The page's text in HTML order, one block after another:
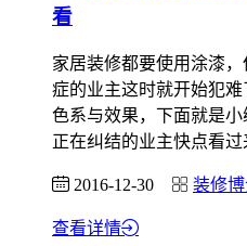
看
家居装修都要使用涂漆
症的业主这时就开始犯
色系与效果，下面就是小
正在纠结的业主快点看过
2016-12-30 装修
查看详情